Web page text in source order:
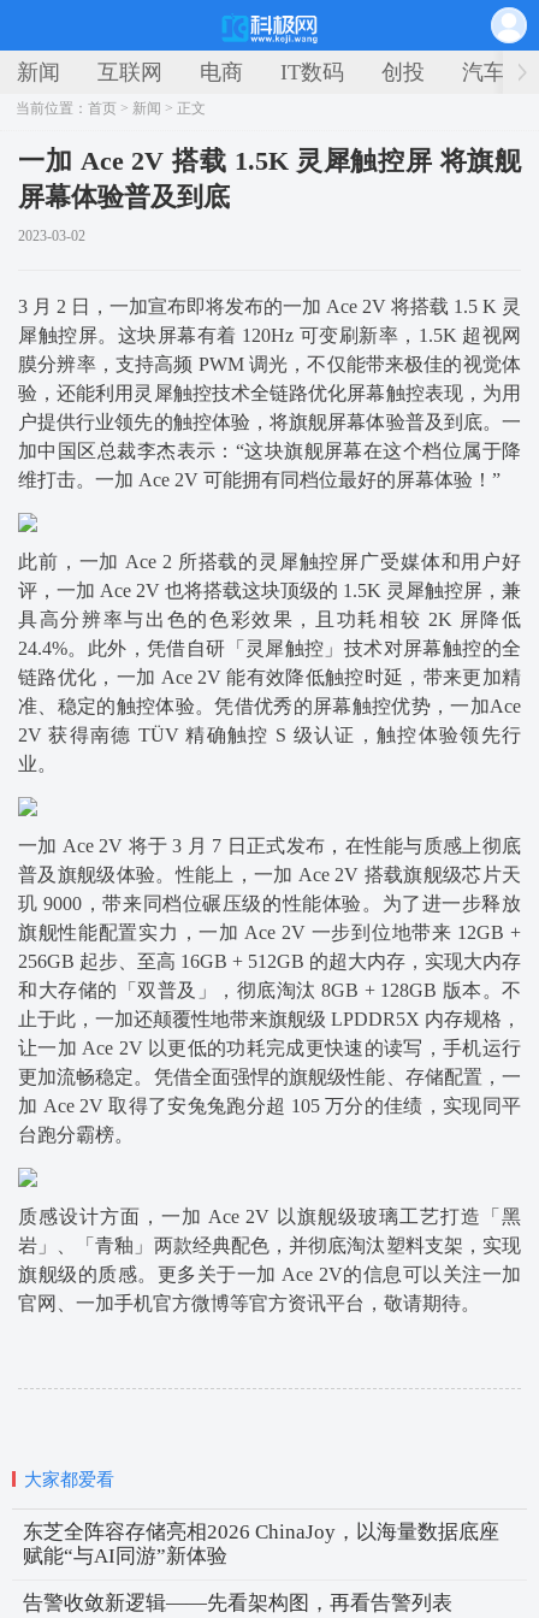
新闻 互联网 电商 IT数码 创投 汽车
当前位置：首页 > 新闻 > 正文
一加 Ace 2V 搭载 1.5K 灵犀触控屏 将旗舰
屏幕体验普及到底
2023-03-02
3 月 2 日，一加宣布即将发布的一加 Ace 2V 将搭载 1.5 K 灵
犀触控屏。这块屏幕有着 120Hz 可变刷新率，1.5K 超视网
膜分辨率，支持高频 PWM 调光，不仅能带来极佳的视觉体
验，还能利用灵犀触控技术全链路优化屏幕触控表现，为用
户提供行业领先的触控体验，将旗舰屏幕体验普及到底。一
加中国区总裁李杰表示：“这块旗舰屏幕在这个档位属于降
维打击。一加 Ace 2V 可能拥有同档位最好的屏幕体验！”
此前，一加 Ace 2 所搭载的灵犀触控屏广受媒体和用户好
评，一加 Ace 2V 也将搭载这块顶级的 1.5K 灵犀触控屏，兼
具高分辨率与出色的色彩效果，且功耗相较 2K 屏降低
24.4%。此外，凭借自研「灵犀触控」技术对屏幕触控的全
链路优化，一加 Ace 2V 能有效降低触控时延，带来更加精
准、稳定的触控体验。凭借优秀的屏幕触控优势，一加Ace
2V 获得南德 TÜV 精确触控 S 级认证，触控体验领先行
业。
一加 Ace 2V 将于 3 月 7 日正式发布 ， 在性能与质感上彻底
普及旗舰级体验。性能上，一加 Ace 2V 搭载旗舰级芯片天
玑 9000，带来同档位碾压级的性能体验。为了进一步释放
旗舰性能配置实力，一加 Ace 2V 一步到位地带来 12GB +
256GB 起步、至高 16GB + 512GB 的超大内存，实现大内存
和大存储的「双普及」，彻底淘汰 8GB + 128GB 版本。不
止于此，一加还颠覆性地带来旗舰级 LPDDR5X 内存规格，
让一加 Ace 2V 以更低的功耗完成更快速的读写，手机运行
更加流畅稳定。凭借全面强悍的旗舰级性能、存储配置，一
加 Ace 2V 取得了安兔兔跑分超 105 万分的佳绩，实现同平
台跑分霸榜。
质感设计方面，一加 Ace 2V 以旗舰级玻璃工艺打造「黑
岩」、「青釉」两款经典配色，并彻底淘汰塑料支架，实现
旗舰级的质感。更多关于一加 Ace 2V的信息可以关注一加
官网、一加手机官方微博等官方资讯平台，敬请期待。
大家都爱看
东芝全阵容存储亮相2026 ChinaJoy，以海量数据底座
赋能“与AI同游”新体验
告警收敛新逻辑——先看架构图，再看告警列表